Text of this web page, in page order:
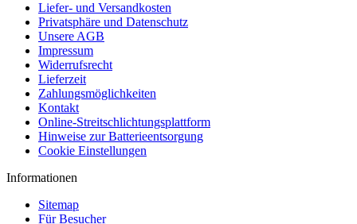
Liefer- und Versandkosten
Privatsphäre und Datenschutz
Unsere AGB
Impressum
Widerrufsrecht
Lieferzeit
Zahlungsmöglichkeiten
Kontakt
Online-Streitschlichtungsplattform
Hinweise zur Batterieentsorgung
Cookie Einstellungen
Informationen
Sitemap
Für Besucher